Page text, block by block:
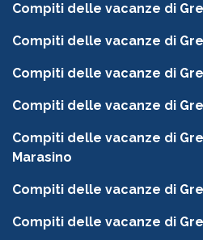
Compiti delle vacanze di
Compiti delle vacanze di
Compiti delle vacanze di
Compiti delle vacanze di
Compiti delle vacanze di
Marasino
Compiti delle vacanze di
Compiti delle vacanze di